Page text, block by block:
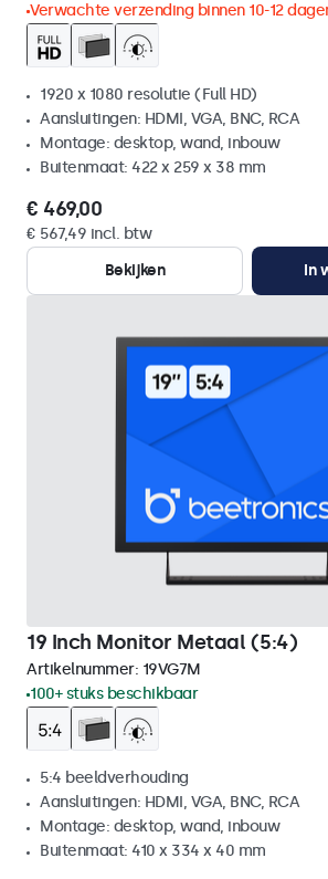
Verwachte verzending binnen 10-12
1920 x 1080 resolutie (Full HD)
Aansluitingen: HDMI, VGA, BNC, RCA
Montage: desktop, wand, inbouw
Buitenmaat: 422 x 259 x 38 mm
€ 469,00
€ 567,49 incl. btw
Bekijken
In
19 Inch Monitor Metaal (5:4)
Artikelnummer: 19VG7M
100+ stuks beschikbaar
5:4 beeldverhouding
Aansluitingen: HDMI, VGA, BNC, RCA
Montage: desktop, wand, inbouw
Buitenmaat: 410 x 334 x 40 mm